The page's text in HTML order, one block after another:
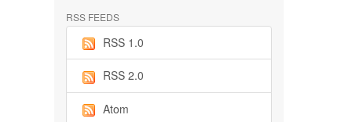
RSS FEEDS
RSS 1.0
RSS 2.0
Atom